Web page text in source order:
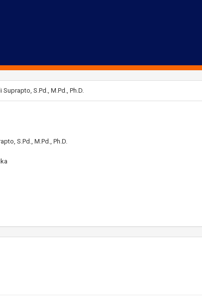
Suprapto, S.Pd., M.Pd., Ph.D.
S.Pd., M.Pd., Ph.D.